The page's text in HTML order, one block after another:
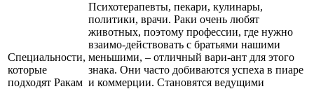
Специальности,
которые
подходят Ракам
Психотерапевты, пекари, кулинары,
политики, врачи. Раки очень любят
животных, поэтому профессии, где нужно
взаимо-действовать с братьями нашими
меньшими, – отличный вари-ант для этого
знака. Они часто добиваются успеха в пиаре
и коммерции. Становятся ведущими